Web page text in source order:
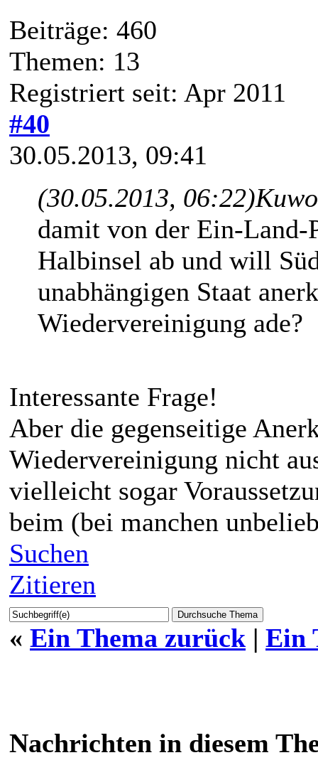
Beiträge: 460
Themen: 13
Registriert seit: Apr 2011
#40
30.05.2013, 09:41
(30.05.2013, 06:22)
damit von der Ein-
Halbinsel ab und will
unabhängigen Staat
Wiedervereinigung ade?
Interessante Frage!
Aber die gegenseitige
Wiedervereinigung nicht
vielleicht sogar
beim (bei manchen
Suchen
Zitieren
« Ein Thema zurück | Ein
Nachrichten in diesem